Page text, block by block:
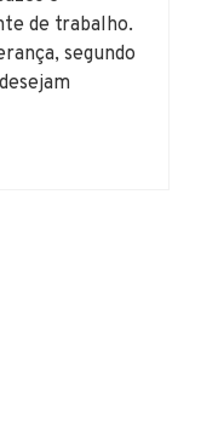
de trabalho.
segundo